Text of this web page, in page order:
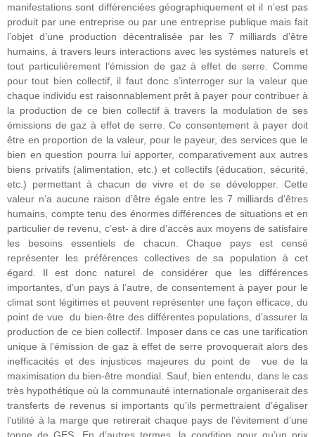
manifestations sont différenciées géographiquement et il n’est pas
produit par une entreprise ou par une entreprise publique mais fait
l’objet d’une production décentralisée par les 7 milliards d’être
humains, à travers leurs interactions avec les systèmes naturels et
tout particulièrement l’émission de gaz à effet de serre. Comme
pour tout bien collectif, il faut donc s’interroger sur la valeur que
chaque individu est raisonnablement prêt à payer pour contribuer à
la production de ce bien collectif à travers la modulation de ses
émissions de gaz à effet de serre. Ce consentement à payer doit
être en proportion de la valeur, pour le payeur, des services que le
bien en question pourra lui apporter, comparativement aux autres
biens privatifs (alimentation, etc.) et collectifs (éducation, sécurité,
etc.) permettant à chacun de vivre et de se développer. Cette
valeur n’a aucune raison d’être égale entre les 7 milliards d'êtres
humains, compte tenu des énormes différences de situations et en
particulier de revenu, c’est- à dire d’accès aux moyens de satisfaire
les besoins essentiels de chacun. Chaque pays est censé
représenter les préférences collectives de sa population à cet
égard. Il est donc naturel de considérer que les différences
importantes, d’un pays à l’autre, de consentement à payer pour le
climat sont légitimes et peuvent représenter une façon efficace, du
point de vue du bien-être des différentes populations, d’assurer la
production de ce bien collectif. Imposer dans ce cas une tarification
unique à l’émission de gaz à effet de serre provoquerait alors des
inefficacités et des injustices majeures du point de vue de la
maximisation du bien-être mondial. Sauf, bien entendu, dans le cas
très hypothétique où la communauté internationale organiserait des
transferts de revenus si importants qu’ils permettraient d’égaliser
l’utilité à la marge que retirerait chaque pays de l’évitement d’une